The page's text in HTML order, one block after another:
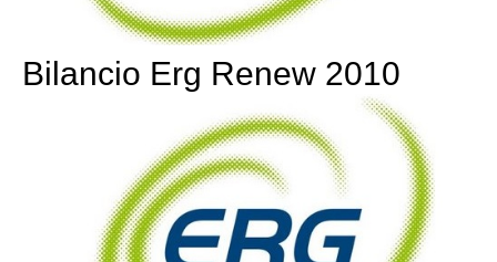
Bilancio Erg Renew 2010